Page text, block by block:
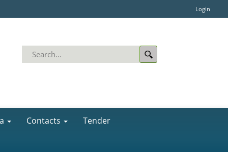
Login
Contacts Tender